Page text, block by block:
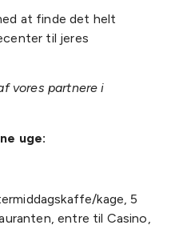
at finde det helt
til jeres
vores partnere i
uge:
kage, 5
entre til Casino,